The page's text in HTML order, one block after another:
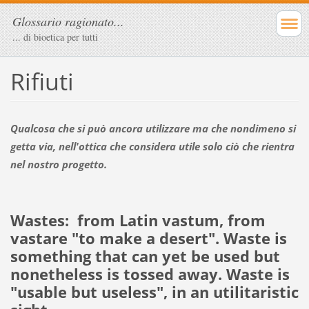
Glossario ragionato...
... di bioetica per tutti
Rifiuti
Qualcosa che si può ancora utilizzare ma che nondimeno si
getta via, nell'ottica che considera utile solo ciò che rientra
nel nostro progetto.
Wastes: from Latin vastum, from
vastare "to make a desert". Waste is
something that can yet be used but
nonetheless is tossed away. Waste is
"usable but useless", in an utilitaristic